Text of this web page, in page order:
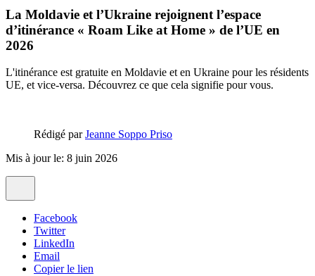
La Moldavie et l’Ukraine rejoignent l’espace
d’itinérance « Roam Like at Home » de l’UE en
2026
L'itinérance est gratuite en Moldavie et en Ukraine pour les résidents
UE, et vice-versa. Découvrez ce que cela signifie pour vous.
Rédigé parJeanne Soppo Priso
Mis à jour le: 8 juin 2026
Facebook
Twitter
LinkedIn
Email
Copier le lien